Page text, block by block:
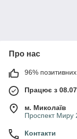
Про нас
96% позитивних
Працює з
м. Миколаїв
Проспект Миру
Контакти